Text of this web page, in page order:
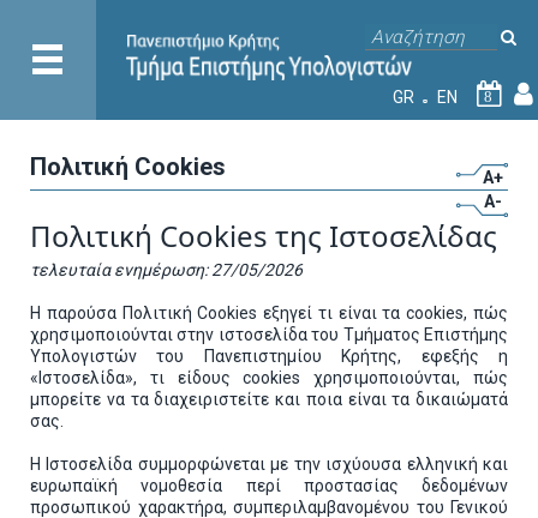
GR EN 8
Πολιτική Cookies
A+
A-
Πολιτική Cookies της Ιστοσελίδας
τελευταία ενημέρωση: 27/05/2026
Η παρούσα Πολιτική Cookies εξηγεί τι είναι τα cookies, πώς
χρησιμοποιούνται στην ιστοσελίδα του Τμήματος Επιστήμης
Υπολογιστών του Πανεπιστημίου Κρήτης, εφεξής η
«Ιστοσελίδα», τι είδους cookies χρησιμοποιούνται, πώς
μπορείτε να τα διαχειριστείτε και ποια είναι τα δικαιώματά
σας.
Η Ιστοσελίδα συμμορφώνεται με την ισχύουσα ελληνική και
ευρωπαϊκή νομοθεσία περί προστασίας δεδομένων
προσωπικού χαρακτήρα, συμπεριλαμβανομένου του Γενικού